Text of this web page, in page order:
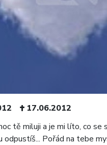
17.06.2012
tě miluji a je mi líto, co se
odpustíš... Pořád na tebe